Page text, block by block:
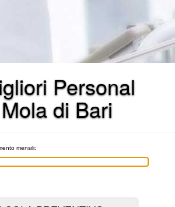
Personal
di Bari
mensili: